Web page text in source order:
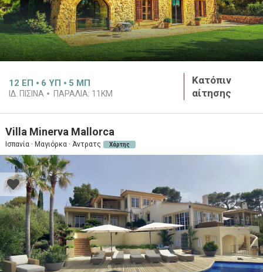
12 ΕΠ 6 ΥΠ 5 ΜΠ
ΙΔ. ΠΙΣΊΝΑ ΠΑΡΑΛΊΑ: 11KM
Κατόπιν
αίτησης
Villa Minerva Mallorca
Ισπανία · Μαγιόρκα · Άντρατς Χάρτης